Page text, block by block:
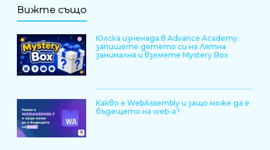
Вижте също
Юлска изненада в Advance Academy:
запишете детето си на Лятна
занималня и вземете Mystery Box
Какво е WebAssembly и защо може да е
бъдещето на web-а?